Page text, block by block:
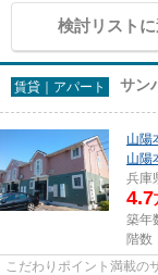
検討リスト
賃貸｜アパート サン
山陽
山陽
兵庫
4.7
築年
階数
こだわりポイント満載の